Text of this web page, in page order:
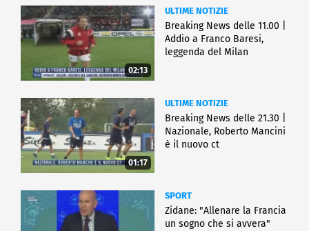
02:13
ULTIME NOTIZIE
Breaking News delle 11.00 |
Addio a Franco Baresi,
leggenda del Milan
01:17
ULTIME NOTIZIE
Breaking News delle 21.30 |
Nazionale, Roberto Mancini
è il nuovo ct
SPORT
Zidane: "Allenare la Francia
un sogno che si avvera"